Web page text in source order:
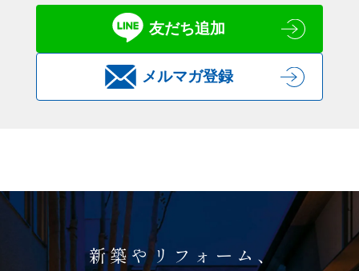
友だち追加
メルマガ登録
新築やリフォーム、